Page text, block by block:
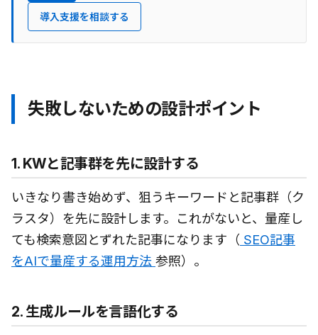
導入支援を相談する
失敗しないための設計ポイント
1. KWと記事群を先に設計する
いきなり書き始めず、狙うキーワードと記事群（ク
ラスタ）を先に設計します。これがないと、量産し
ても検索意図とずれた記事になります（ SEO記事
をAIで量産する運用方法 参照）。
2. 生成ルールを言語化する